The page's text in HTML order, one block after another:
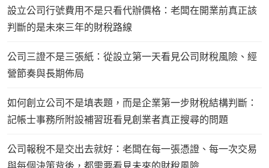
設立公司行號費用不是只看代辦價格：老闆在開業前真正該
判斷的是未來三年的財稅路線
公司三證不是三張紙：從設立第一天看見公司財稅風險、經
營節奏與長期佈局
如何創立公司不是填表題，而是企業第一步財稅結構判斷：
記帳士事務所附設補習班看見創業者真正搜尋的問題
公司報稅不是交出去就好：老闆在每一張憑證、每一次交易